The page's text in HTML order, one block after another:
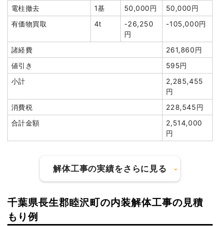
消費税
191,280円
合計金額
2,104,080
軽量鉄骨造住宅2階建て
軽量鉄骨造住宅40坪2階建
て
40坪
27,846
1,113,840
電柱撤去
1基 50,000円
50,000円
有価物買取
4t
-26,250
円
-105,000円
諸経費
261,860円
値引き
595円
小計
2,285,455
円
消費税
228,545円
合計金額
2,514,000
円
解体工事の実績をさらに見る
建物の種類/構造
千葉県長生郡睦沢町の内装解体工事の見積
もり例